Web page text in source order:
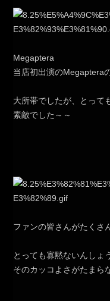
Megaptera
当店初出演のMegaptera
大所帯でしたが、とって
素敵でした～～
ファンの皆さんがたくさ
とっても寡黙ないんしょ
そのカッコよさがたまら